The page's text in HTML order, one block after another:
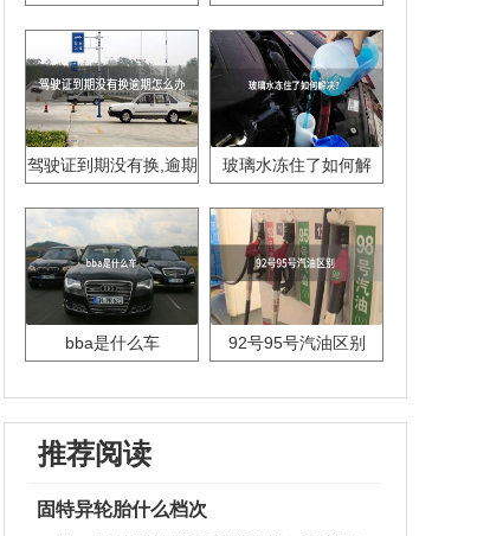
驾驶证到期没有换,逾期
玻璃水冻住了如何解
bba是什么车 92号95号汽油区别
推荐阅读
固特异轮胎什么档次